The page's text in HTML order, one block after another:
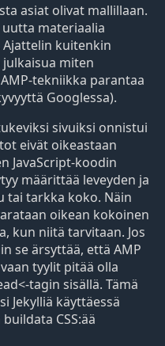
asiat olivat mallillaan.
materiaalia
kuitenkin
miten
tekniikka parantaa
Googlessa).
sivuiksi onnistui
eivät oikeastaan
JavaScript-koodin
määrittää leveyden ja
tai tarkka koko. Näin
oikean kokoinen
kun niitä tarvitaan. Jos
se ärsyttää, että AMP
tyylit pitää olla
tagin sisällä. Tämä
Jekylliä käyttäessä
CSS:ää